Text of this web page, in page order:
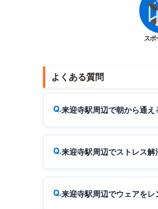
スポ
よくある質問
来迎寺駅周辺で朝から通
来迎寺駅周辺でストレス
来迎寺駅周辺でウェアを